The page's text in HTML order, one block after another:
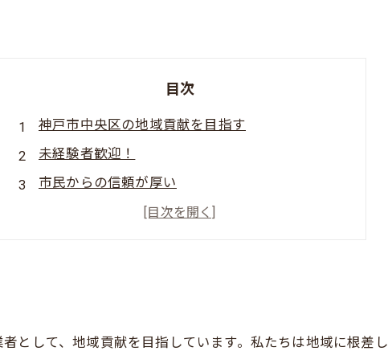
目次
神戸市中央区の地域貢献を目指す
未経験者歓迎！
市民からの信頼が厚い
として、地域貢献を目指しています。私たちは地域に根差